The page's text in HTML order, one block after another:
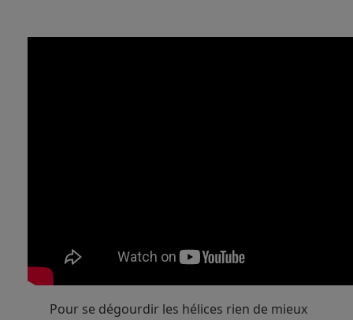
Pour se dégourdir les hélices rien de mieux